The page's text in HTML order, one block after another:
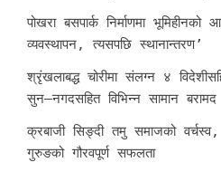
पोखरा बसपार्क निर्माणमा
व्यवस्थापन, त्यसपछि स्थानान्तरण’
श्रृंखलाबद्ध चोरीमा संलग्न ४
सुन–नगदसहित विभिन्न सामान बरामद
क्रबाजी सिङ्दी तमु समाजको
गुरुङको गौरवपूर्ण सफलता